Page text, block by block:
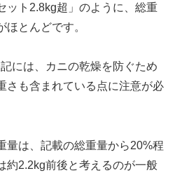
ット2.8kg超」のように、総重
とんどです。
には、カニの乾燥を防ぐため
さも含まれている点に注意が必
量は、記載の総重量から20%程
約2.2kg前後と考えるのが一般